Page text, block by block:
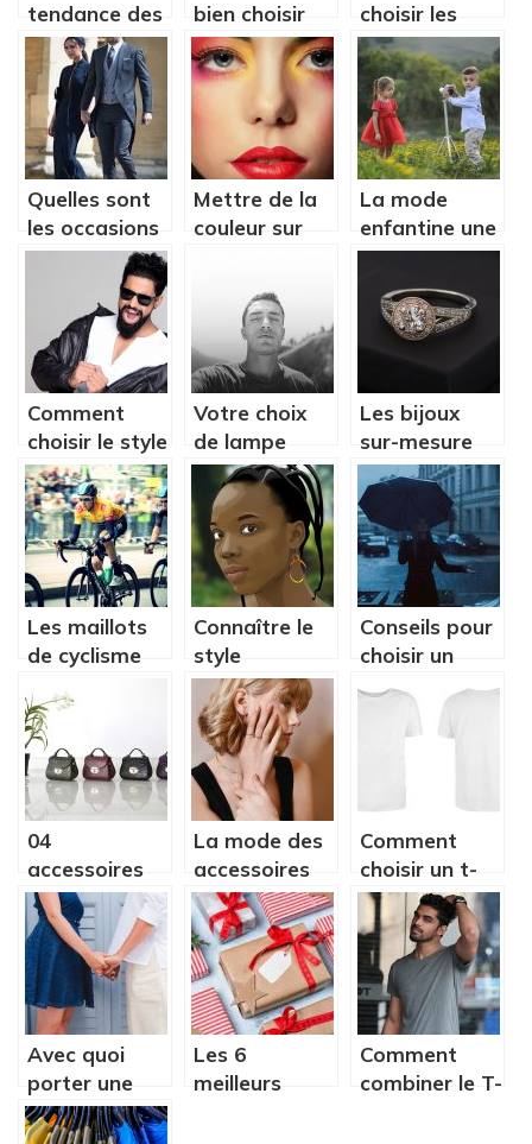
tendance des
écoles : les
vêtements
personnalisés
bien choisir
son prochain
sac à main ?
choisir les
chaussures en
fonction de
votre
business ou
de votre
activité
professionnelle
?
Quelles sont
les occasions
qui
nécessitent le
port de un
costume?
Mettre de la
couleur sur
regard
La mode
enfantine une
tendance qui
séduit de plus
en plus les
parents.
Comment
choisir le style
de votre
barbe ?
Votre choix
de lampe
ronde : Quels
aspects à
considérer
Les bijoux
sur-mesure
sont des
accessoires
tendances
Les maillots
de cyclisme
encore
tendance
aujourd’hui !
Connaître le
style
vestimentaire
africain
Conseils pour
choisir un
parapluie
haut de
gamme
04
accessoires
de mode très
tendance
La mode des
accessoires
pour femmes
: des
exemples de
bracelets
Comment
choisir un t-
shirt parfait ?
Avec quoi
porter une
longue
Les 6
meilleurs
Comment
combiner le T-